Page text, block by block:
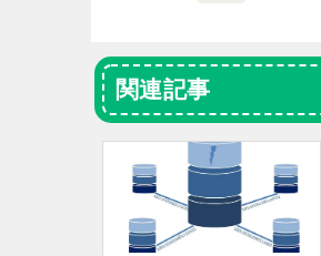
関連記事